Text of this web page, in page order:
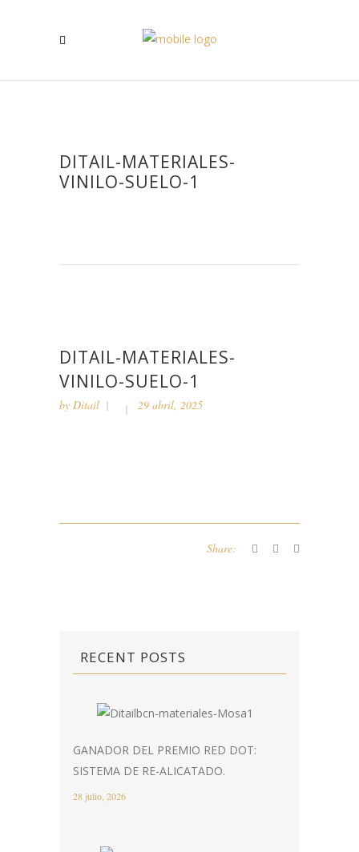
DITAIL-MATERIALES-
VINILO-SUELO-1
DITAIL-MATERIALES-
VINILO-SUELO-1
by Ditail 29 abril, 2025
Share:
RECENT POSTS
GANADOR DEL PREMIO RED DOT:
SISTEMA DE RE-ALICATADO.
28 julio, 2026